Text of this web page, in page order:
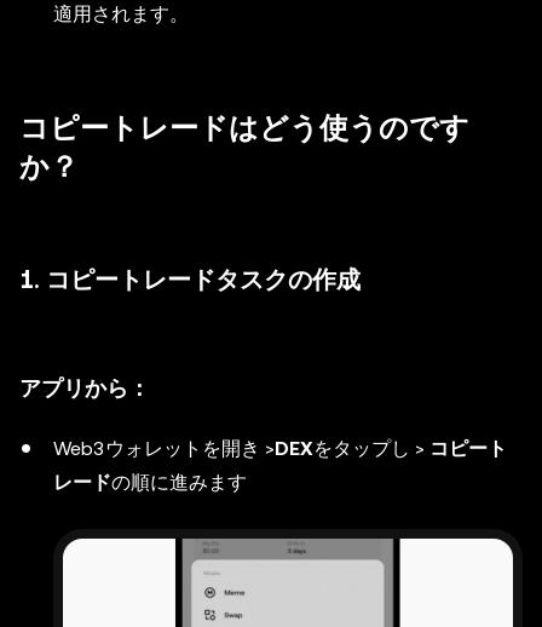
適用されます。
コピートレードはどう使うのです
か？
1. コピートレードタスクの作成
アプリから：
Web3ウォレットを開き >DEXをタップし > コピート
レードの順に進みます